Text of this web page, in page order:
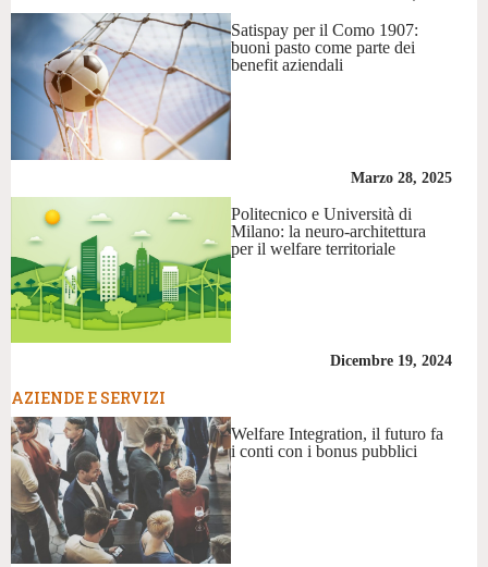
Satispay per il Como 1907:
buoni pasto come parte dei
benefit aziendali
Marzo 28, 2025
Politecnico e Università di
Milano: la neuro-architettura
per il welfare territoriale
Dicembre 19, 2024
AZIENDE E SERVIZI
Welfare Integration, il futuro fa
i conti con i bonus pubblici